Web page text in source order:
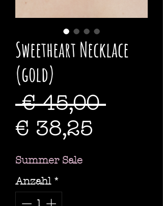
Sweetheart Necklace
(gold)
€ 45,00
€ 38,25
Summer Sale
Anzahl *